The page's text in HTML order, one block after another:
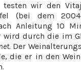
wir den
(bei dem
Anleitung 10
wird durch die im
. Der
die er in den